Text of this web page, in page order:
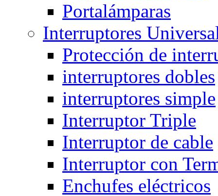
Portalámparas
Interruptores
Protección de
interruptores dobles
interruptores simple
Interruptor Triple
Interruptor de cable
Interruptor con
Enchufes eléctricos